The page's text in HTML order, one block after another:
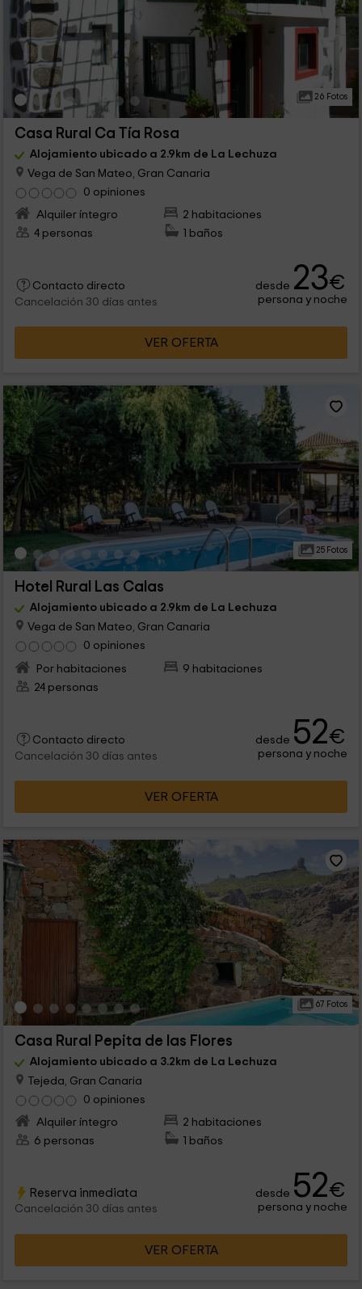
26 Fotos
Casa Rural Ca Tía Rosa
Alojamiento ubicado a 2.9km de La Lechuza
Vega de San Mateo, Gran Canaria
0 opiniones
Alquiler íntegro
2 habitaciones
4 personas
1 baños
Contacto directo
Cancelación 30 días antes
desde 23€
persona y noche
VER OFERTA
25 Fotos
Hotel Rural Las Calas
Alojamiento ubicado a 2.9km de La Lechuza
Vega de San Mateo, Gran Canaria
0 opiniones
Por habitaciones
9 habitaciones
24 personas
Contacto directo
Cancelación 30 días antes
desde 52€
persona y noche
VER OFERTA
67 Fotos
Casa Rural Pepita de las Flores
Alojamiento ubicado a 3.2km de La Lechuza
Tejeda, Gran Canaria
0 opiniones
Alquiler íntegro
2 habitaciones
6 personas
1 baños
Reserva inmediata
Cancelación 30 días antes
desde 52€
persona y noche
VER OFERTA